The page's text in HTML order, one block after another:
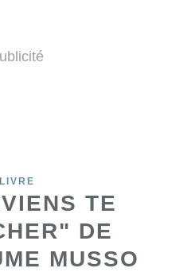
LIVRE
TE
DE
MUSSO